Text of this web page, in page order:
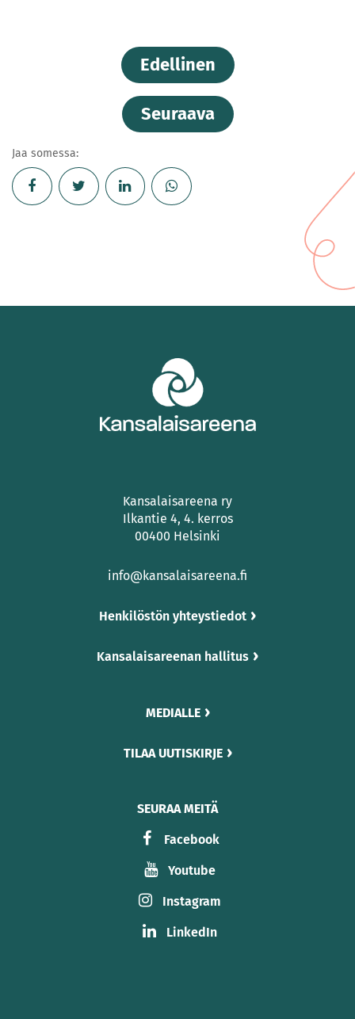
Edellinen
Seuraava
Jaa somessa:
Kansalaisareena ry
Ilkantie 4, 4. kerros
00400 Helsinki
info@kansalaisareena.fi
Henkilöstön yhteystiedot
Kansalaisareenan hallitus
MEDIALLE
TILAA UUTISKIRJE
SEURAA MEITÄ
Facebook
Youtube
Instagram
LinkedIn